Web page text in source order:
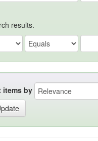
results.
items by